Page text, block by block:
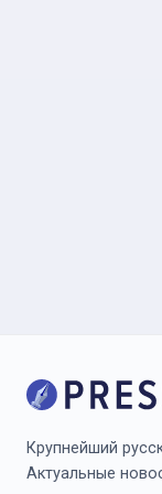
Крупнейший
Актуальные